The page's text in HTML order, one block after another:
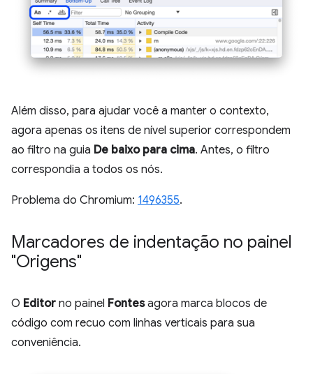
Além disso, para ajudar você a manter o contexto,
agora apenas os itens de nível superior correspondem
ao filtro na guia De baixo para cima. Antes, o filtro
correspondia a todos os nós.
Problema do Chromium: 1496355.
Marcadores de indentação no painel
"Origens"
O Editor no painel Fontesagora marca blocos de
código com recuo com linhas verticais para sua
conveniência.